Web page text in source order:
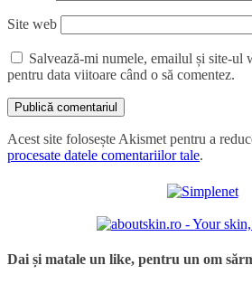
Site web
Salvează-mi numele, emailul și site-ul
pentru data viitoare când o să comentez.
Acest site folosește Akismet pentru a
procesate datele comentariilor tale.
Dai și matale un like, pentru un om